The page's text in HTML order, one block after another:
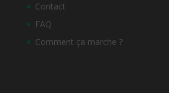
Contact
FAQ
Comment ça marche ?